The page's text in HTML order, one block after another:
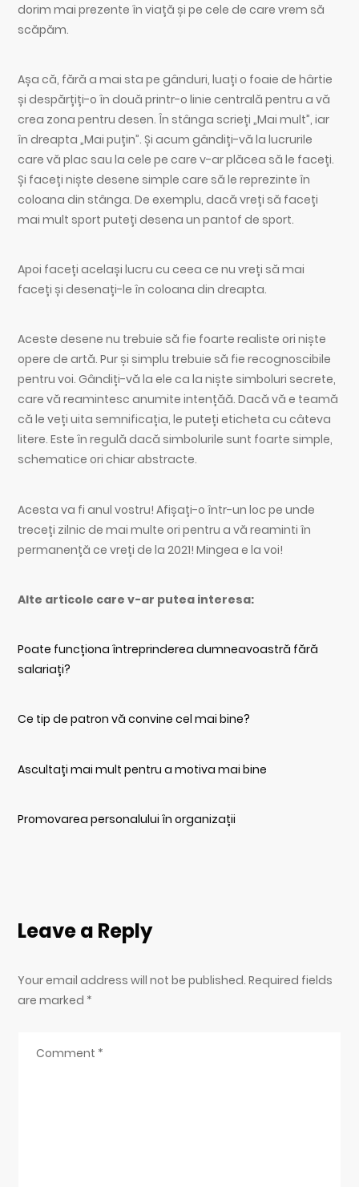
dorim mai prezente în viață și pe cele de care vrem să
scăpăm.
Așa că, fără a mai sta pe gânduri, luați o foaie de hârtie
și despărțiți-o în două printr-o linie centrală pentru a vă
crea zona pentru desen. În stânga scrieți „Mai mult”, iar
în dreapta „Mai puțin”. Și acum gândiți-vă la lucrurile
care vă plac sau la cele pe care v-ar plăcea să le faceți.
Și faceți niște desene simple care să le reprezinte în
coloana din stânga. De exemplu, dacă vreți să faceți
mai mult sport puteți desena un pantof de sport.
Apoi faceți același lucru cu ceea ce nu vreți să mai
faceți și desenați-le în coloana din dreapta.
Aceste desene nu trebuie să fie foarte realiste ori niște
opere de artă. Pur și simplu trebuie să fie recognoscibile
pentru voi. Gândiți-vă la ele ca la niște simboluri secrete,
care vă reamintesc anumite intențăă. Dacă vă e teamă
că le veți uita semnificația, le puteți eticheta cu câteva
litere. Este în regulă dacă simbolurile sunt foarte simple,
schematice ori chiar abstracte.
Acesta va fi anul vostru! Afișați-o într-un loc pe unde
treceți zilnic de mai multe ori pentru a vă reaminti în
permanență ce vreți de la 2021! Mingea e la voi!
Alte articole care v-ar putea interesa:
Poate funcționa întreprinderea dumneavoastră fără
salariați?
Ce tip de patron vă convine cel mai bine?
Ascultați mai mult pentru a motiva mai bine
Promovarea personalului în organizații
Leave a Reply
Your email address will not be published. Required fields
are marked *